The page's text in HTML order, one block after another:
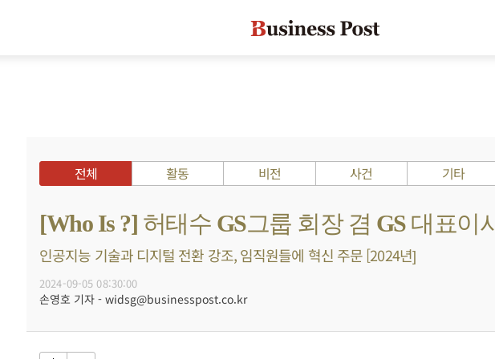
전체 활동 비전 사건 기타
[Who Is ?] 허태수 GS그룹 회장 겸 GS 대표이
인공지능 기술과 디지털 전환 강조, 임직원들에 혁신 주문 [2024년]
2024-09-05 08:30:00
손영호 기자 - widsg@businesspost.co.kr